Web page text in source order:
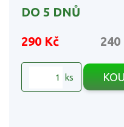
DO 5 DNŮ
290 Kč 240
ks